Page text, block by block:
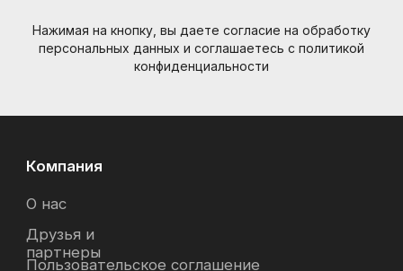
Нажимая на кнопку, вы даете согласие на обработку
персональных данных и соглашаетесь c политикой
конфиденциальности